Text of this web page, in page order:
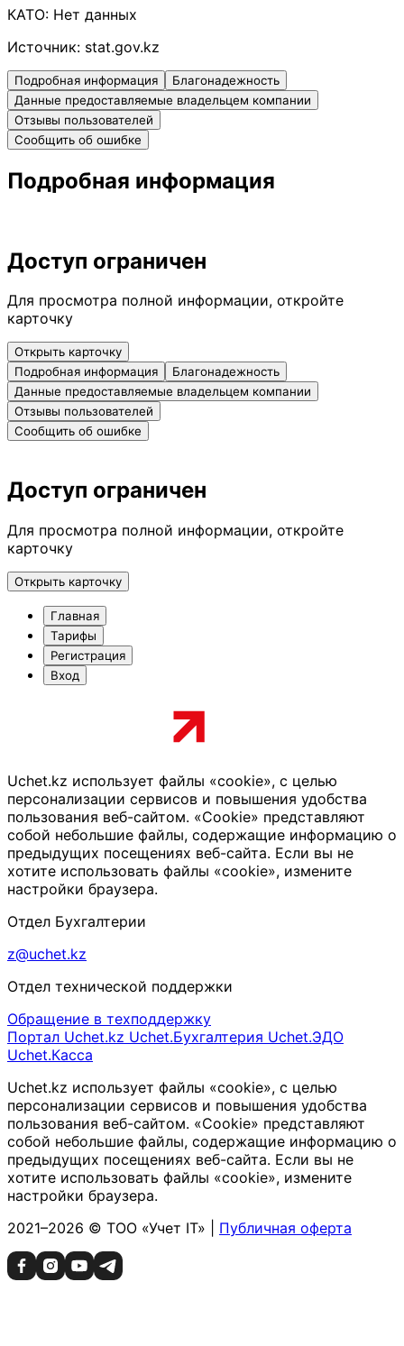
КАТО: Нет данных
Источник: stat.gov.kz
Подробная информация
Благонадежность
Данные предоставляемые владельцем компании
Отзывы пользователей
Сообщить об ошибке
Подробная информация
Доступ ограничен
Для просмотра полной информации, откройте
карточку
Открыть карточку
Подробная информация
Благонадежность
Данные предоставляемые владельцем компании
Отзывы пользователей
Сообщить об ошибке
Доступ ограничен
Для просмотра полной информации, откройте
карточку
Открыть карточку
Главная
Тарифы
Регистрация
Вход
Uchet.kz использует файлы «cookie», с целью
персонализации сервисов и повышения удобства
пользования веб-сайтом. «Cookie» представляют
собой небольшие файлы, содержащие информацию о
предыдущих посещениях веб-сайта. Если вы не
хотите использовать файлы «cookie», измените
настройки браузера.
Отдел Бухгалтерии
z@uchet.kz
Отдел технической поддержки
Обращение в техподдержку
Портал Uchet.kz Uchet.Бухгалтерия Uchet.ЭДО
Uchet.Касса
Uchet.kz использует файлы «cookie», с целью
персонализации сервисов и повышения удобства
пользования веб-сайтом. «Cookie» представляют
собой небольшие файлы, содержащие информацию о
предыдущих посещениях веб-сайта. Если вы не
хотите использовать файлы «cookie», измените
настройки браузера.
2021–2026 © ТОО «Учет IT» | Публичная оферта